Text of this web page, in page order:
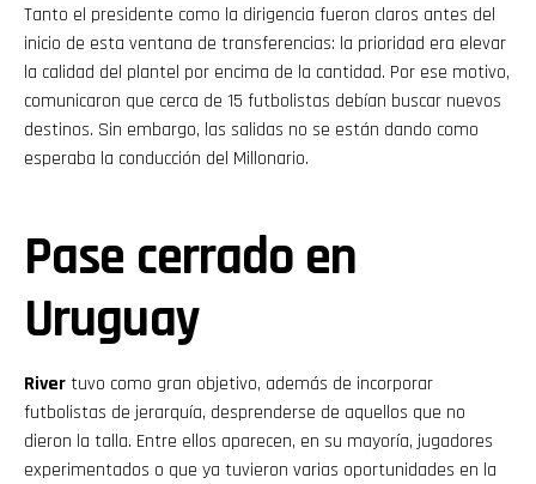
Tanto el presidente como la dirigencia fueron claros antes del
inicio de esta ventana de transferencias: la prioridad era elevar
la calidad del plantel por encima de la cantidad. Por ese motivo,
comunicaron que cerca de 15 futbolistas debían buscar nuevos
destinos. Sin embargo, las salidas no se están dando como
esperaba la conducción del Millonario.
Pase cerrado en
Uruguay
Rivertuvo como gran objetivo, además de incorporar
futbolistas de jerarquía, desprenderse de aquellos que no
dieron la talla. Entre ellos aparecen, en su mayoría, jugadores
experimentados o que ya tuvieron varias oportunidades en la